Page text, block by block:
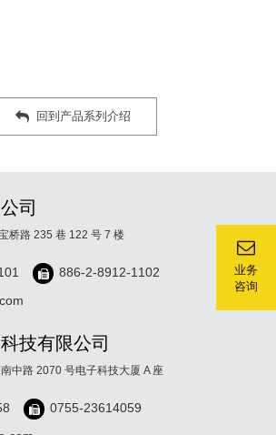
业务
咨询
回到产品系列介绍
司
桥路 235 巷 122 号 7 楼
886-2-8912-1102
技有限公司
中路 2070 号电子科技大厦 A 座
0755-23614059